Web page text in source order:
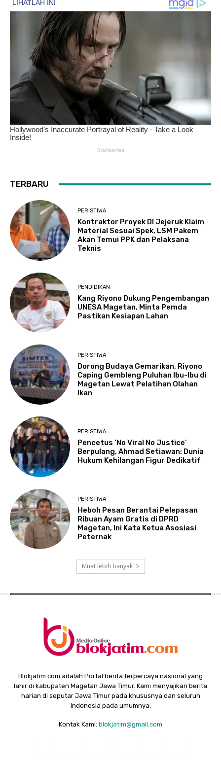
TERBARU
PERISTIWA
Kontraktor Proyek DI Jejeruk Klaim
Material Sesuai Spek, LSM Pakem
Akan Temui PPK dan Pelaksana
Teknis
PENDIDIKAN
Kang Riyono Dukung Pengembangan
UNESA Magetan, Minta Pemda
Pastikan Kesiapan Lahan
PERISTIWA
Dorong Budaya Gemarikan, Riyono
Caping Gembleng Puluhan Ibu-Ibu di
Magetan Lewat Pelatihan Olahan
Ikan
PERISTIWA
Pencetus ‘No Viral No Justice’
Berpulang, Ahmad Setiawan: Dunia
Hukum Kehilangan Figur Dedikatif
PERISTIWA
Heboh Pesan Berantai Pelepasan
Ribuan Ayam Gratis di DPRD
Magetan, Ini Kata Ketua Asosiasi
Peternak
Muat lebih banyak
Blokjatim.com adalah Portal berita terpercaya nasional yang
lahir di kabupaten Magetan Jawa Timur. Kami menyajikan berita
harian di seputar Jawa Timur pada khususnya dan seluruh
Indonesia pada umumnya.
Kontak Kami: blokjatim@gmail.com